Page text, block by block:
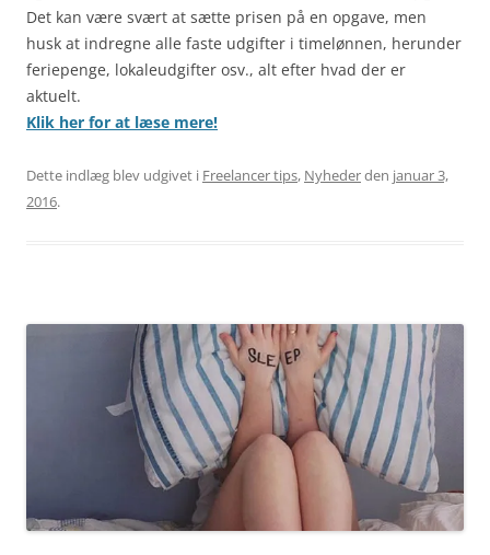
Det kan være svært at sætte prisen på en opgave, men
husk at indregne alle faste udgifter i timelønnen, herunder
feriepenge, lokaleudgifter osv., alt efter hvad der er
aktuelt.
Klik her for at læse mere!
Dette indlæg blev udgivet i Freelancer tips, Nyhederden januar 3,
2016.